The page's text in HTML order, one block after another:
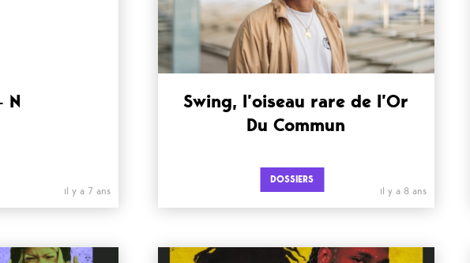
N
il y a 7 ans
Swing, l’oiseau rare de l’Or
Du Commun
DOSSIERS
il y a 8 ans